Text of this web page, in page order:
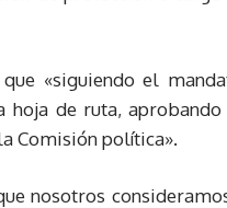
«siguiendo el
hoja de ruta,
Comisión política».
nosotros